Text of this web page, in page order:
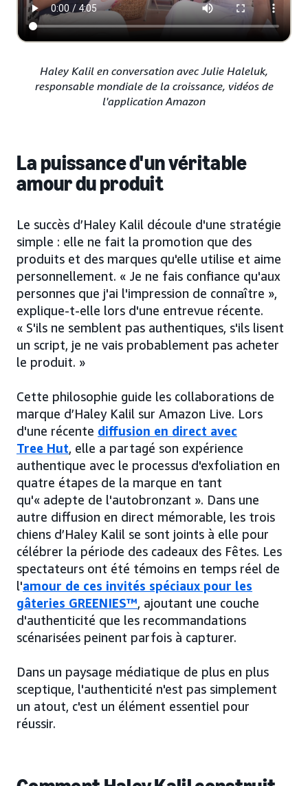
Haley Kalil en conversation avec Julie Haleluk,
responsable mondiale de la croissance, vidéos de
l'application Amazon
La puissance d'un véritable
amour du produit
Le succès d’Haley Kalil découle d'une stratégie
simple : elle ne fait la promotion que des
produits et des marques qu'elle utilise et aime
personnellement. « Je ne fais confiance qu'aux
personnes que j'ai l'impression de connaître »,
explique-t-elle lors d'une entrevue récente.
« S'ils ne semblent pas authentiques, s'ils lisent
un script, je ne vais probablement pas acheter
le produit. »
Cette philosophie guide les collaborations de
marque d’Haley Kalil sur Amazon Live. Lors
d'une récente diffusion en direct avec
Tree Hut, elle a partagé son expérience
authentique avec le processus d'exfoliation en
quatre étapes de la marque en tant
qu'« adepte de l'autobronzant ». Dans une
autre diffusion en direct mémorable, les trois
chiens d’Haley Kalil se sont joints à elle pour
célébrer la période des cadeaux des Fêtes. Les
spectateurs ont été témoins en temps réel de
l'amour de ces invités spéciaux pour les
gâteries GREENIES™, ajoutant une couche
d'authenticité que les recommandations
scénarisées peinent parfois à capturer.
Dans un paysage médiatique de plus en plus
sceptique, l'authenticité n'est pas simplement
un atout, c'est un élément essentiel pour
réussir.